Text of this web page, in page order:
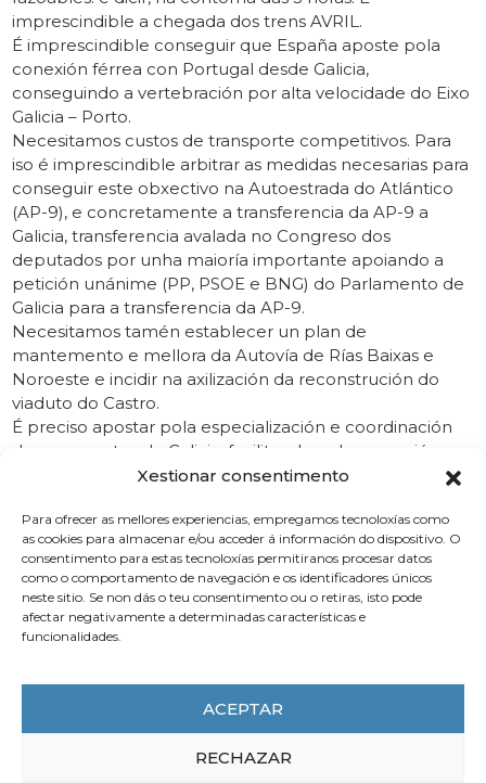
Xestionar consentimento
Para ofrecer as mellores experiencias, empregamos tecnoloxías como
as cookies para almacenar e/ou acceder á información do dispositivo. O
consentimento para estas tecnoloxías permitiranos procesar datos
como o comportamento de navegación e os identificadores únicos
neste sitio. Se non dás o teu consentimento ou o retiras, isto pode
afectar negativamente a determinadas características e
funcionalidades.
ACEPTAR
RECHAZAR
imprescindible a chegada dos trens AVRIL.
É imprescindible conseguir que España aposte pola
conexión férrea con Portugal desde Galicia,
conseguindo a vertebración por alta velocidade do Eixo
Galicia – Porto.
Necesitamos custos de transporte competitivos. Para
iso é imprescindible arbitrar as medidas necesarias para
conseguir este obxectivo na Autoestrada do Atlántico
(AP-9), e concretamente a transferencia da AP-9 a
Galicia, transferencia avalada no Congreso dos
deputados por unha maioría importante apoiando a
petición unánime (PP, PSOE e BNG) do Parlamento de
Galicia para a transferencia da AP-9.
Necesitamos tamén establecer un plan de
mantemento e mellora da Autovía de Rías Baixas e
Noroeste e incidir na axilización da reconstrución do
viaduto do Castro.
É preciso apostar pola especialización e coordinación
dos aeroportos de Galicia, facilitando unha conexión
aérea á comunidade autónoma en termos
a Europa e ao resto do mundo.
Contar cos empresarios, como parte directamente
afectada polas infraestruturas de transporte tanto en
calidade de usuarios como de operadores, será clave
para a planificación e identificación de necesidades.
numerosas ocasións, que se require dun traballo
coordinado entre entidades públicas e privadas, con
outras comunidades autónomas, co Goberno do
Estado, entre países e coa Comisión Europea. É a única